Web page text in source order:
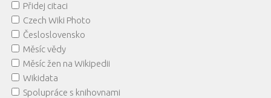
Přidej citaci
Czech Wiki Photo
Česloslovensko
Měsíc vědy
Měsíc žen na Wikipedii
Wikidata
Spolupráce s knihovnami